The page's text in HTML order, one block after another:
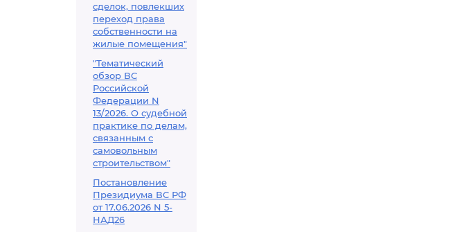
сделок, повлекших
переход права
собственности на
жилые помещения"
"Тематический
обзор ВС
Российской
Федерации N
13/2026. О судебной
практике по делам,
связанным с
самовольным
строительством"
Постановление
Президиума ВС РФ
от 17.06.2026 N 5-
НАД26